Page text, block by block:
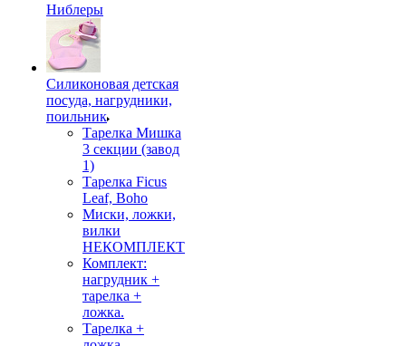
Ниблеры
Силиконовая детская
посуда, нагрудники,
поильник
Тарелка Мишка
3 секции (завод
1)
Тарелка Ficus
Leaf, Boho
Миски, ложки,
вилки
НЕКОМПЛЕКТ
Комплект:
нагрудник +
тарелка +
ложка.
Тарелка +